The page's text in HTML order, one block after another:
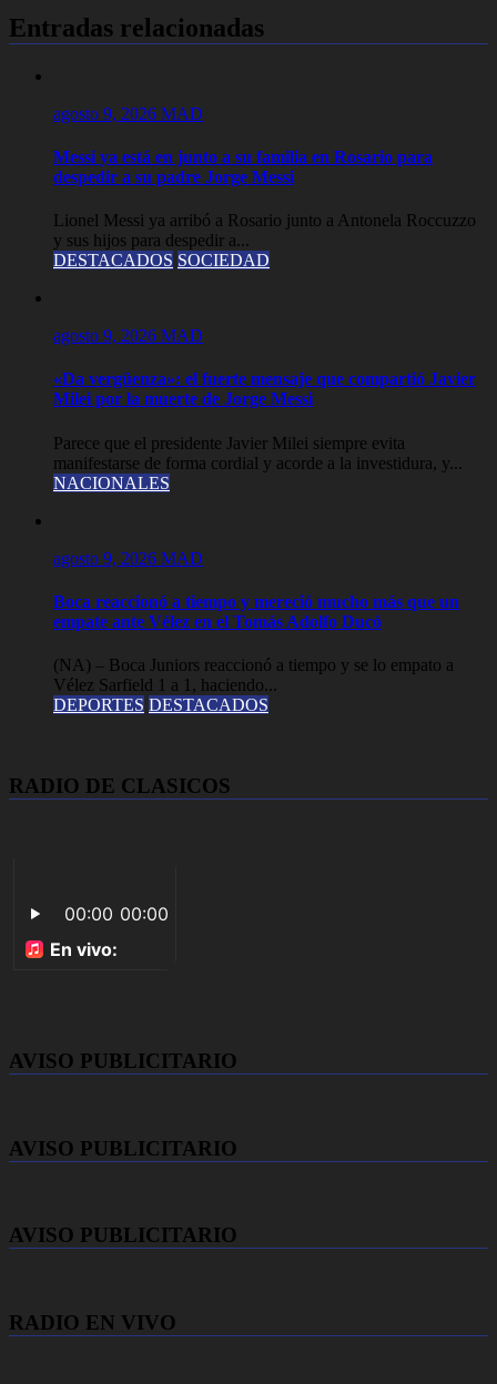
Entradas relacionadas
agosto 9, 2026 MAD
Messi ya está en junto a su familia en Rosario para
despedir a su padre Jorge Messi
Lionel Messi ya arribó a Rosario junto a Antonela Roccuzzo
y sus hijos para despedir a...
DESTACADOS SOCIEDAD
agosto 9, 2026 MAD
«Da vergüenza»: el fuerte mensaje que compartió Javier
Milei por la muerte de Jorge Messi
Parece que el presidente Javier Milei siempre evita
manifestarse de forma cordial y acorde a la investidura, y...
NACIONALES
agosto 9, 2026 MAD
Boca reaccionó a tiempo y mereció mucho más que un
empate ante Vélez en el Tomás Adolfo Ducó
(NA) – Boca Juniors reaccionó a tiempo y se lo empato a
Vélez Sarfield 1 a 1, haciendo...
DEPORTES DESTACADOS
RADIO DE CLASICOS
AVISO PUBLICITARIO
AVISO PUBLICITARIO
AVISO PUBLICITARIO
RADIO EN VIVO